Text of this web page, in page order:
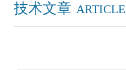
技术文章 ARTICLE